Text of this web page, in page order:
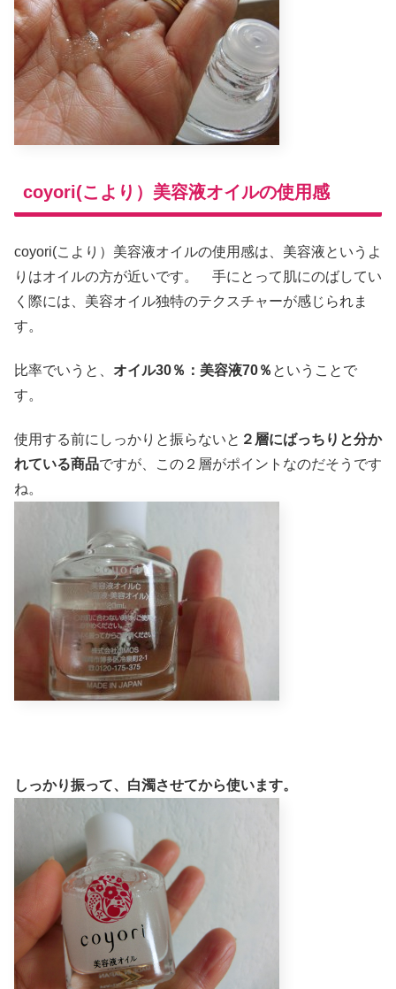
coyori(こより）美容液オイルの使用感
coyori(こより）美容液オイルの使用感は、美容液というよ
りはオイルの方が近いです。 手にとって肌にのばしてい
く際には、美容オイル独特のテクスチャーが感じられま
す。
比率でいうと、 オイル30％：美容液70％ ということで
す。
使用する前にしっかりと振らないと ２層にばっちりと分か
れている商品ですが、この２層がポイントなのだそうです
ね。
しっかり振って、白濁させてから使います。